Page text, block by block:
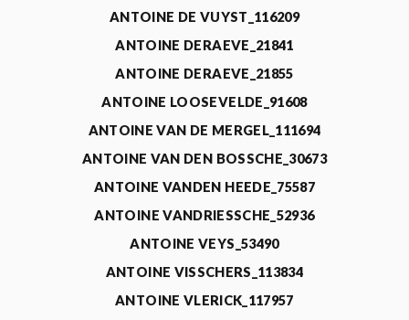
ANTOINE DE VUYST_116209
ANTOINE DERAEVE_21841
ANTOINE DERAEVE_21855
ANTOINE LOOSEVELDE_91608
ANTOINE VAN DE MERGEL_111694
ANTOINE VAN DEN BOSSCHE_30673
ANTOINE VANDEN HEEDE_75587
ANTOINE VANDRIESSCHE_52936
ANTOINE VEYS_53490
ANTOINE VISSCHERS_113834
ANTOINE VLERICK_117957